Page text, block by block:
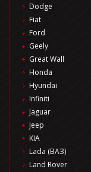
Dodge
Fiat
Ford
Geely
Great Wall
Honda
Hyundai
Infiniti
Jaguar
Jeep
KIA
Lada (ВАЗ)
Land Rover